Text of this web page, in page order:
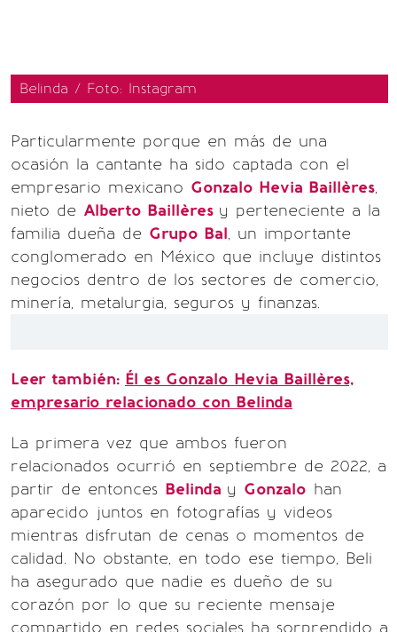
Belinda / Foto: Instagram
Particularmente porque en más de una
ocasión la cantante ha sido captada con el
empresario mexicano Gonzalo Hevia Baillères,
nieto de Alberto Baillères y perteneciente a la
familia dueña de Grupo Bal, un importante
conglomerado en México que incluye distintos
negocios dentro de los sectores de comercio,
minería, metalurgia, seguros y finanzas.
Leer también: Él es Gonzalo Hevia Baillères,
empresario relacionado con Belinda
La primera vez que ambos fueron
relacionados ocurrió en septiembre de 2022, a
partir de entonces Belinda y Gonzalo han
aparecido juntos en fotografías y videos
mientras disfrutan de cenas o momentos de
calidad. No obstante, en todo ese tiempo, Beli
ha asegurado que nadie es dueño de su
corazón por lo que su reciente mensaje
compartido en redes sociales ha sorprendido a